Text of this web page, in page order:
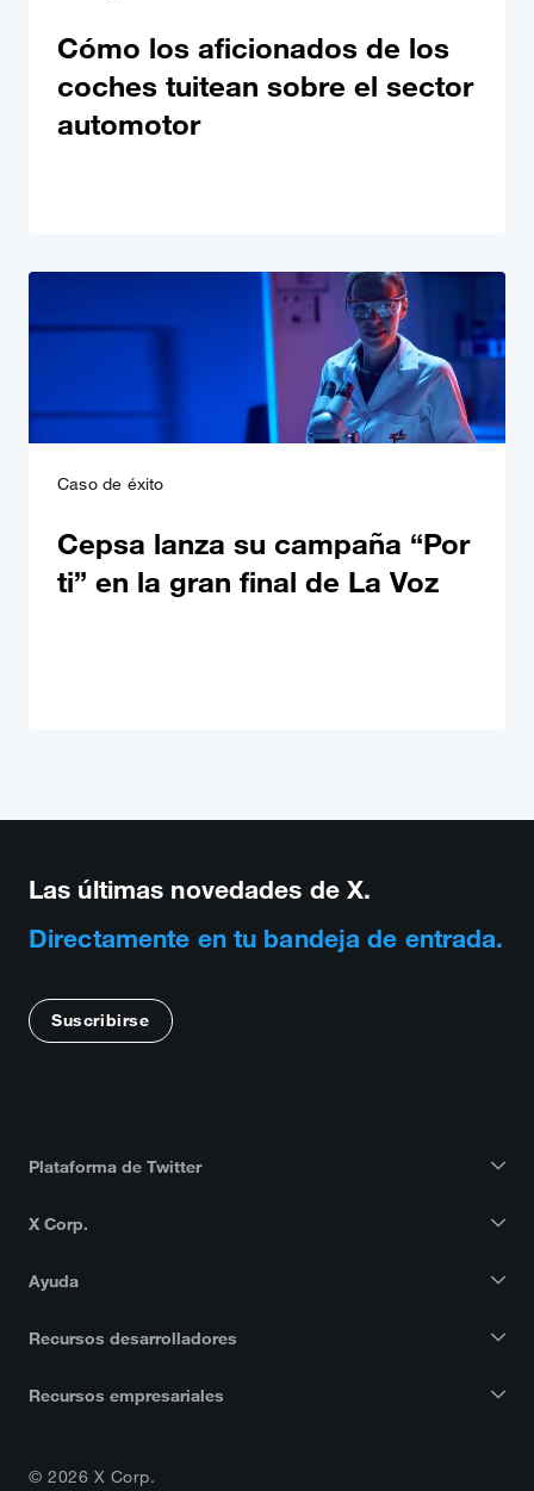
Cómo los aficionados de los
coches tuitean sobre el sector
automotor
Caso de éxito
Cepsa lanza su campaña “Por
ti” en la gran final de La Voz
Las últimas novedades de X.
Directamente en tu bandeja de entrada.
Suscribirse
Plataforma de Twitter
X Corp.
Ayuda
Recursos desarrolladores
Recursos empresariales
© 2026 X Corp.